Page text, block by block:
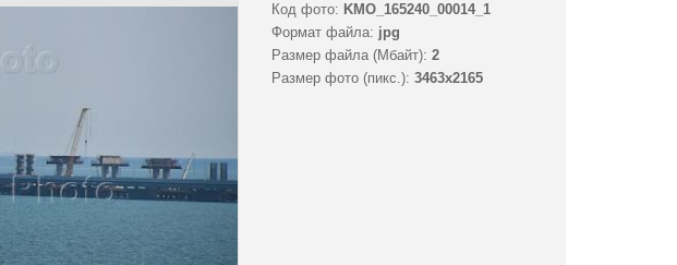
Код фото: KMO_165240_00014_1
Формат файла: jpg
Размер файла (Мбайт): 2
Размер фото (пикс.): 3463x2165